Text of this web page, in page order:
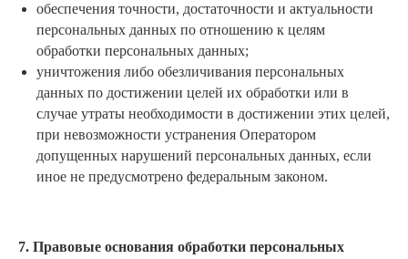
обеспечения точности, достаточности и актуальности
персональных данных по отношению к целям
обработки персональных данных;
уничтожения либо обезличивания персональных
данных по достижении целей их обработки или в
случае утраты необходимости в достижении этих целей,
при невозможности устранения Оператором
допущенных нарушений персональных данных, если
иное не предусмотрено федеральным законом.
7. Правовые основания обработки персональных